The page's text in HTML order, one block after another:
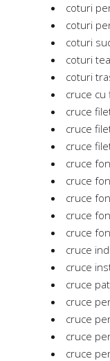
coturi
coturi
coturi
coturi
coturi
cruce cu
cruce
cruce
cruce
cruce
cruce
cruce
cruce
cruce
cruce
cruce
cruce
cruce
cruce
cruce
cruce